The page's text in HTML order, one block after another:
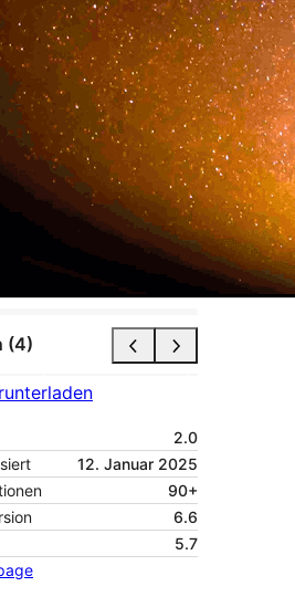
(4)
2.0
12. Januar 2025
90+
6.6
5.7